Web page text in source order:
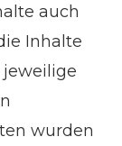
auch
Inhalte
wurden